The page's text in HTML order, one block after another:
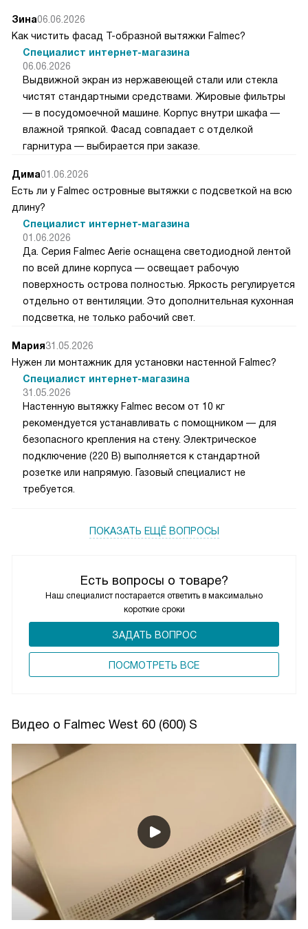
Есть вопросы о товаре?
Наш специалист постарается ответить в максимально
короткие сроки
ЗАДАТЬ ВОПРОС
ПОCМОТРЕТЬ ВСЕ
Зина06.06.2026
Как чистить фасад Т-образной вытяжки Falmec?
Специалист интернет-магазина
06.06.2026
Выдвижной экран из нержавеющей стали или стекла
чистят стандартными средствами. Жировые фильтры
— в посудомоечной машине. Корпус внутри шкафа —
влажной тряпкой. Фасад совпадает с отделкой
гарнитура — выбирается при заказе.
Дима01.06.2026
Есть ли у Falmec островные вытяжки с подсветкой на всю
длину?
Специалист интернет-магазина
01.06.2026
Да. Серия Falmec Aerie оснащена светодиодной лентой
по всей длине корпуса — освещает рабочую
поверхность острова полностью. Яркость регулируется
отдельно от вентиляции. Это дополнительная кухонная
подсветка, не только рабочий свет.
Мария31.05.2026
Нужен ли монтажник для установки настенной Falmec?
Специалист интернет-магазина
31.05.2026
Настенную вытяжку Falmec весом от 10 кг
рекомендуется устанавливать с помощником — для
безопасного крепления на стену. Электрическое
подключение (220 В) выполняется к стандартной
розетке или напрямую. Газовый специалист не
требуется.
ПОКАЗАТЬ ЕЩЁ ВОПРОСЫ
Видео о Falmec West 60 (600) S